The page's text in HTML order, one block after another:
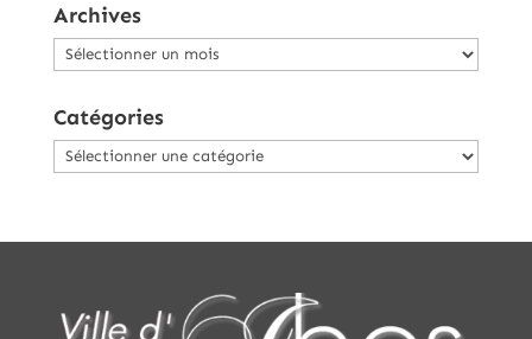
Archives
Archives
Catégories
Catégories